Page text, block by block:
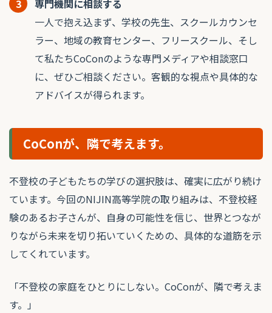
3
専門機関に相談する
一人で抱え込まず、学校の先生、スクールカウンセ
ラー、地域の教育センター、フリースクール、そし
て私たちCoConのような専門メディアや相談窓口
に、ぜひご相談ください。客観的な視点や具体的な
アドバイスが得られます。
CoConが、隣で考えます。
不登校の子どもたちの学びの選択肢は、確実に広がり続け
ています。今回のNIJIN高等学院の取り組みは、不登校経
験のあるお子さんが、自身の可能性を信じ、世界とつなが
りながら未来を切り拓いていくための、具体的な道筋を示
してくれています。
「不登校の家庭をひとりにしない。CoConが、隣で考えま
す。」